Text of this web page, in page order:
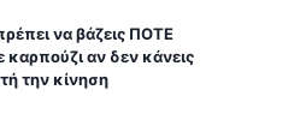
να βάζεις ΠΟΤΕ
καρπούζι αν δεν κάνεις
την κίνηση